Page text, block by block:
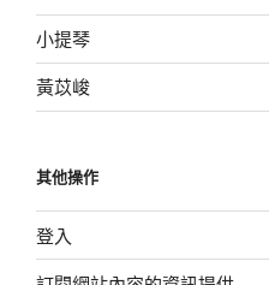
小提琴
黃苡峻
其他操作
登入